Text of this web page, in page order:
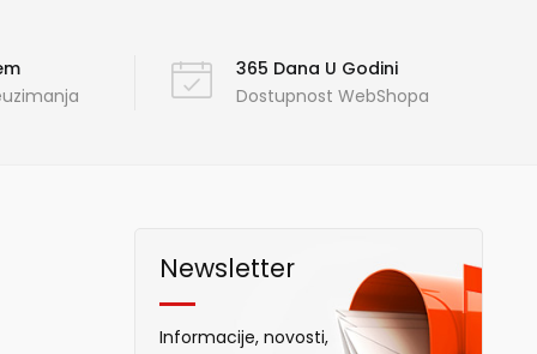
365 Dana U Godini
Dostupnost WebShopa
Newsletter
Informacije, novosti,